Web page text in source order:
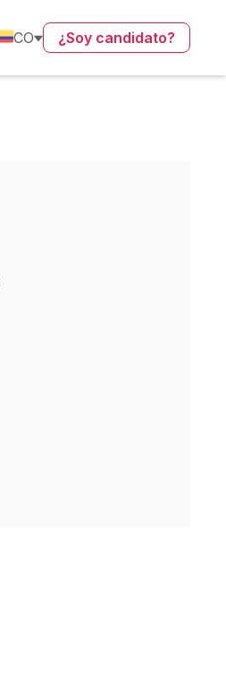
CO ¿Soy candidato?